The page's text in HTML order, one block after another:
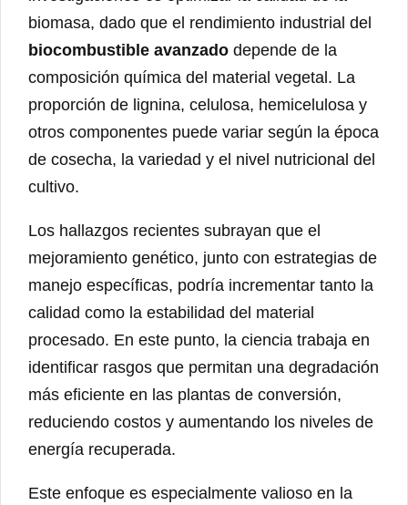
biomasa, dado que el rendimiento industrial del
biocombustible avanzado depende de la
composición química del material vegetal. La
proporción de lignina, celulosa, hemicelulosa y
otros componentes puede variar según la época
de cosecha, la variedad y el nivel nutricional del
cultivo.
Los hallazgos recientes subrayan que el
mejoramiento genético, junto con estrategias de
manejo específicas, podría incrementar tanto la
calidad como la estabilidad del material
procesado. En este punto, la ciencia trabaja en
identificar rasgos que permitan una degradación
más eficiente en las plantas de conversión,
reduciendo costos y aumentando los niveles de
energía recuperada.
Este enfoque es especialmente valioso en la